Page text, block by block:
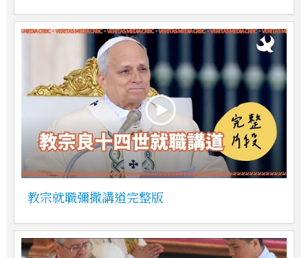
教宗就職彌撒講道完整版